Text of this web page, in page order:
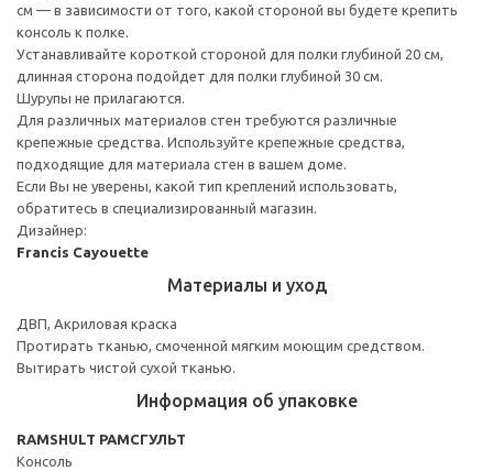
см — в зависимости от того, какой стороной вы будете крепить
консоль к полке.
Устанавливайте короткой стороной для полки глубиной 20 см,
длинная сторона подойдет для полки глубиной 30 см.
Шурупы не прилагаются.
Для различных материалов стен требуются различные
крепежные средства. Используйте крепежные средства,
подходящие для материала стен в вашем доме.
Если Вы не уверены, какой тип креплений использовать,
обратитесь в специализированный магазин.
Дизайнер:
Francis Cayouette
Материалы и уход
ДВП, Акриловая краска
Протирать тканью, смоченной мягким моющим средством.
Вытирать чистой сухой тканью.
Информация об упаковке
RAMSHULT РАМСГУЛЬТ
Консоль